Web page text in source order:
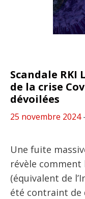
Scandale RKI
de la crise
dévoilées
25 novembre 2024
Une fuite
révèle comment
(équivalent de
été contraint de